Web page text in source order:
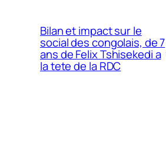
Bilan et impact sur le
social des congolais, de 7
ans de Felix Tshisekedi a
la tete de la RDC